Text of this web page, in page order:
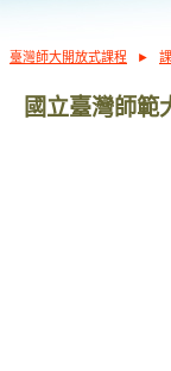
臺灣師大開放式課程 ►
國立臺灣師範